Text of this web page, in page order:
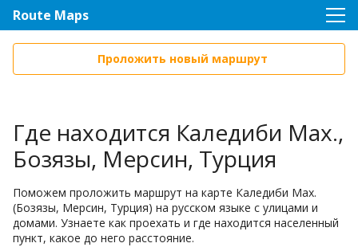
Route Maps
Проложить новый маршрут
Где находится Каледиби Мах.,
Бозязы, Мерсин, Турция
Поможем проложить маршрут на карте Каледиби Мах.
(Бозязы, Мерсин, Турция) на русском языке с улицами и
домами. Узнаете как проехать и где находится населенный
пункт, какое до него расстояние.